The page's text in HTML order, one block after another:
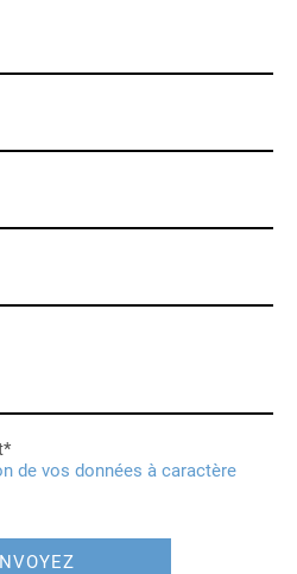
de vos données à caractère